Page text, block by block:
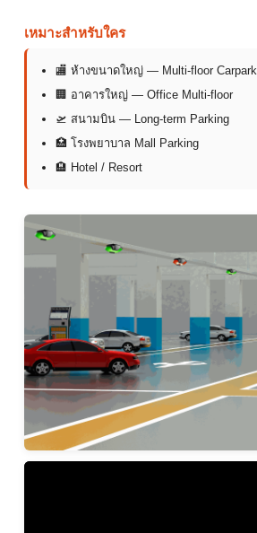
เหมาะสำหรับใคร
🏬 ห้างขนาดใหญ่ — Multi-floor Carpark
🏢 อาคารใหญ่ — Office Multi-floor
🛫 สนามบิน — Long-term Parking
🏥 โรงพยาบาล Mall Parking
🏨 Hotel / Resort